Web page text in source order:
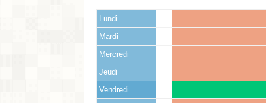
Lundi
Mardi
Mercredi
Jeudi
Vendredi